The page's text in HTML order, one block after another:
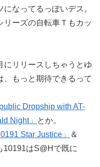
なってるっぽいデス。
リーズの自転車Ｔもカッ
にリリースしちゃうとゆ
、もっと期待できるって
Dropship with AT-
Night」
とか。
Star Justice」
＆
10191はS@Hで既に